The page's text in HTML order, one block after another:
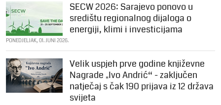
SECW 2026: Sarajevo ponovo u
središtu regionalnog dijaloga o
energiji, klimi i investicijama
PONEDJELJAK, 01. JUNI 2026.
Velik uspjeh prve godine književne
Nagrade „Ivo Andrić“ - zaključen
natječaj s čak 190 prijava iz 12 država
svijeta